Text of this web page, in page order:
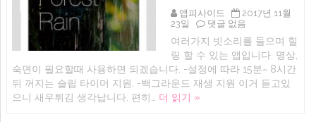
이
트
이
즈
앱
(아
이
폰,
앱피사이드
2017년 11월
23일
아
폰
앱:
빗
소
리
댓글 없음
여러가지 빗소리를 들으며 힐
링 할 수 있는 앱입니다. 명상,
숙면이 필요할때 사용하면 되겠습니다. -설정에 따라 15분~ 8시간
뒤 꺼지는 슬립 타이머 지원. -백그라운드 재생 지원 이거 듣고있
으니 새우튀김 생각납니다. 편히… 더 읽기 »